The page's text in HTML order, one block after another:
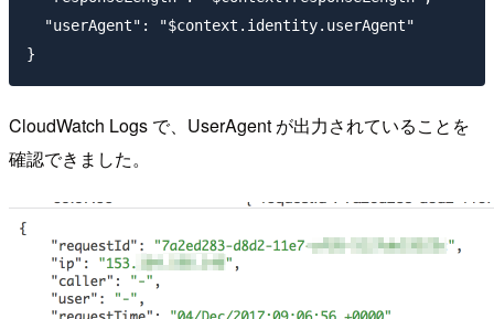
  "userAgent": "$context.identity.userAgent"
CloudWatch Logs で、UserAgent が出力されていることを
確認できました。